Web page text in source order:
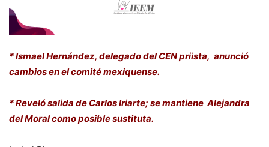
* Ismael Hernández, delegado del CEN priista, anunció
cambios en el comité mexiquense.
* Reveló salida de Carlos Iriarte; se mantiene Alejandra
del Moral como posible sustituta.